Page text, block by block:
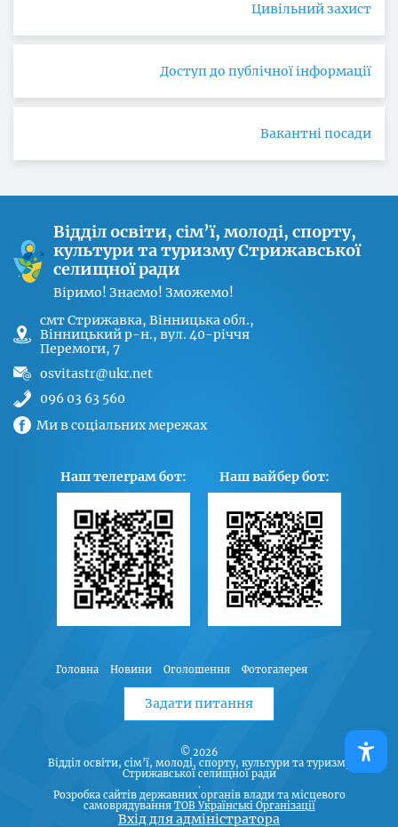
Цивільний захист
Доступ до публічної інформації
Вакантні посади
Відділ освіти, сім’ї, молоді, спорту,
культури та туризму Стрижавської
селищної ради
Віримо! Знаємо! Зможемо!
cмт Стрижавка, Вінницька обл.,
Вінницький р-н., вул. 40-річчя
Перемоги, 7
osvitastr@ukr.net
096 03 63 560
Ми в соціальних мережах
Наш телеграм бот: Наш вайбер бот:
Головна Новини Оголошення Фотогалерея
Задати питання
© 2026
Відділ освіти, сім’ї, молоді, спорту, культури та туризму
Стрижавської селищної ради
.
Розробка сайтів державних органів влади та місцевого
самоврядування ТОВ Українські Організації
Вхід для адміністратора